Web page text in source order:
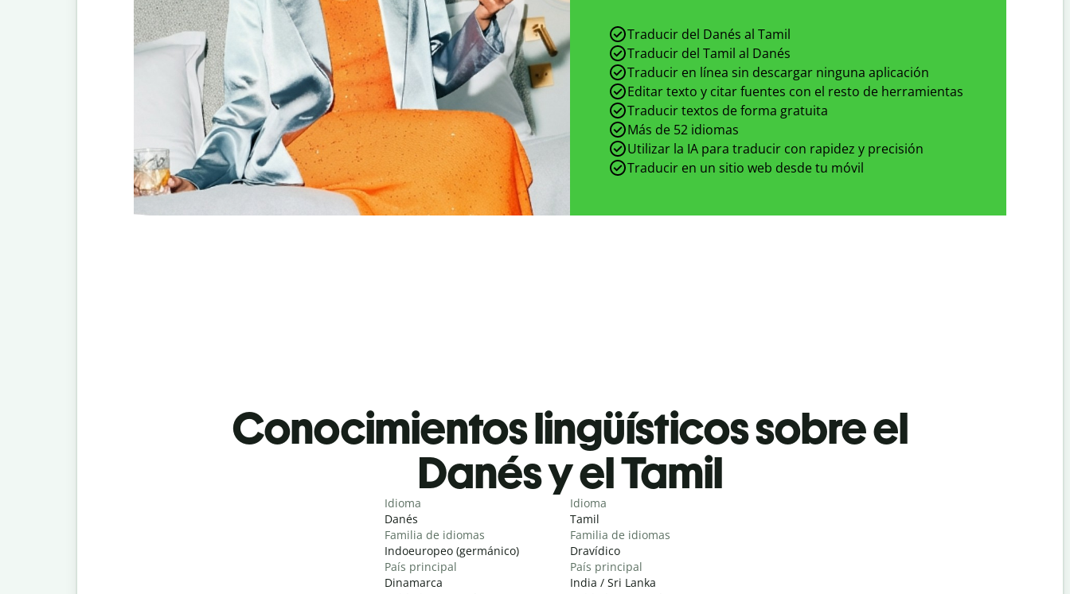
Traducir del Danés al Tamil
Traducir del Tamil al Danés
Traducir en línea sin descargar ninguna aplicación
Editar texto y citar fuentes con el resto de herramientas
Traducir textos de forma gratuita
Más de 52 idiomas
Utilizar la IA para traducir con rapidez y precisión
Traducir en un sitio web desde tu móvil
Conocimientos lingüísticos sobre el
Danés y el Tamil
Idioma
Danés
Familia de idiomas
Indoeuropeo (germánico)
País principal
Dinamarca
Idioma
Tamil
Familia de idiomas
Dravídico
País principal
India / Sri Lanka